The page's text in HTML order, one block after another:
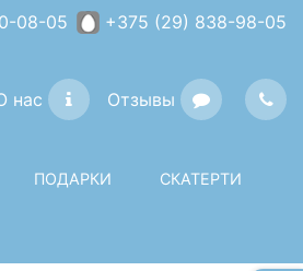
08-05 +375 (29) 838-98-05
нас Отзывы
ПОДАРКИ СКАТЕРТИ